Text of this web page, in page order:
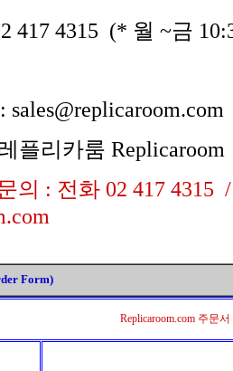
417 4315 (* 월 ~금
플리카룸 Replicaroom
의 : 전화 02 417 4315
Form)
Replicaroom.com 주문서